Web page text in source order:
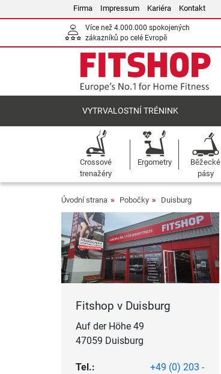
Firma Impressum Kariéra Kontakt
Více než 4.000.000 spokojených
zákazníků po celé Evropě
VYTRVALOSTNÍ TRÉNINK
Crossové
trenažéry
Ergometry
Běžecké
pásy
Úvodní strana Pobočky Duisburg
Fitshop v Duisburg
Auf der Höhe 49
47059 Duisburg
Tel.:
+49 (0) 203 -